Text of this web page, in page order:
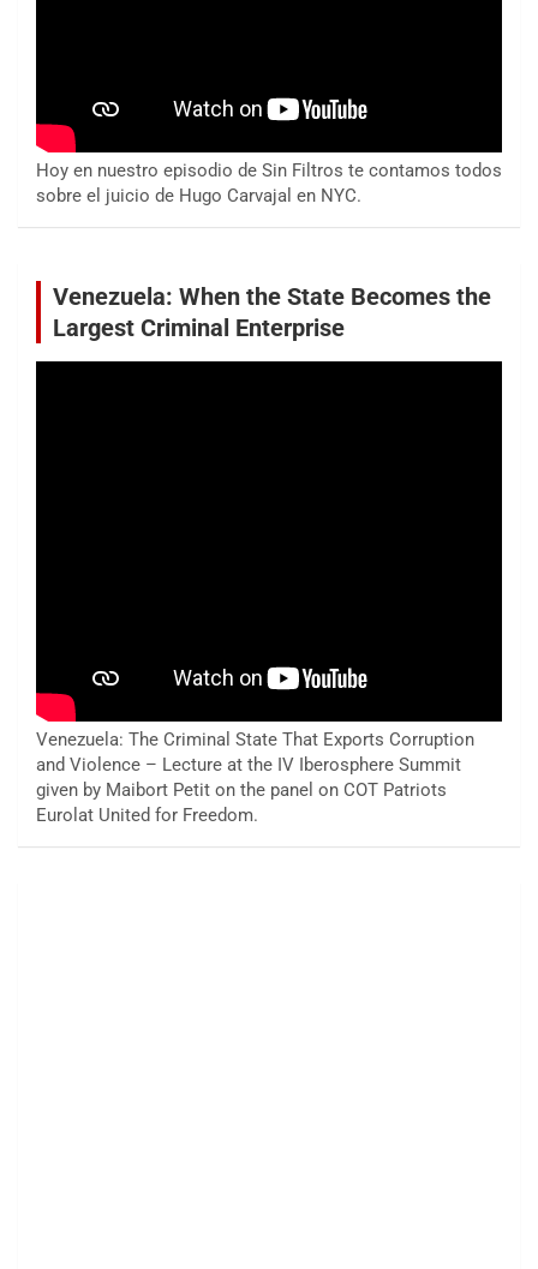
Hoy en nuestro episodio de Sin Filtros te contamos todos
sobre el juicio de Hugo Carvajal en NYC.
Venezuela: When the State Becomes the
Largest Criminal Enterprise
Venezuela: The Criminal State That Exports Corruption
and Violence – Lecture at the IV Iberosphere Summit
given by Maibort Petit on the panel on COT Patriots
Eurolat United for Freedom.